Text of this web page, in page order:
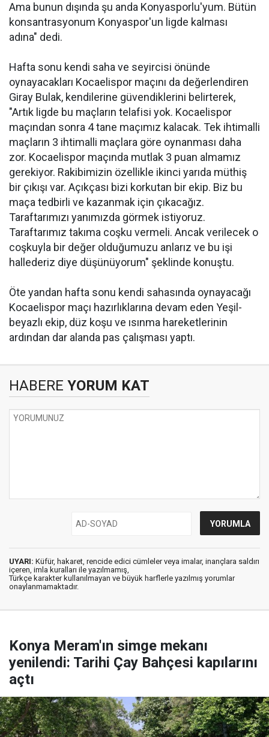
Ama bunun dışında şu anda Konyasporlu'yum. Bütün
konsantrasyonum Konyaspor'un ligde kalması
adına" dedi.
Hafta sonu kendi saha ve seyircisi önünde
oynayacakları Kocaelispor maçını da değerlendiren
Giray Bulak, kendilerine güvendiklerini belirterek,
"Artık ligde bu maçların telafisi yok. Kocaelispor
maçından sonra 4 tane maçımız kalacak. Tek ihtimalli
maçların 3 ihtimalli maçlara göre oynanması daha
zor. Kocaelispor maçında mutlak 3 puan almamız
gerekiyor. Rakibimizin özellikle ikinci yarıda müthiş
bir çıkışı var. Açıkçası bizi korkutan bir ekip. Biz bu
maça tedbirli ve kazanmak için çıkacağız.
Taraftarımızı yanımızda görmek istiyoruz.
Taraftarımız takıma coşku vermeli. Ancak verilecek o
coşkuyla bir değer olduğumuzu anlarız ve bu işi
hallederiz diye düşünüyorum" şeklinde konuştu.
Öte yandan hafta sonu kendi sahasında oynayacağı
Kocaelispor maçı hazırlıklarına devam eden Yeşil-
beyazlı ekip, düz koşu ve ısınma hareketlerinin
ardından dar alanda pas çalışması yaptı.
HABERE YORUM KAT
UYARI: Küfür, hakaret, rencide edici cümleler veya imalar, inançlara saldırı
içeren, imla kuralları ile yazılmamış,
Türkçe karakter kullanılmayan ve büyük harflerle yazılmış yorumlar
onaylanmamaktadır.
Konya Meram'ın simge mekanı
yenilendi: Tarihi Çay Bahçesi kapılarını
açtı